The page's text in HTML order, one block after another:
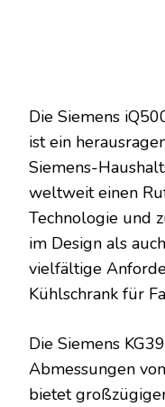
Die Siemens
ist ein
Siemens-
weltweit einen
Technologie und
im Design als
vielfältige
Kühlschrank für
Die Siemens
Abmessungen
bietet